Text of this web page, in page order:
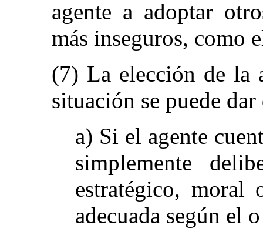
agente a adoptar
más inseguros, como
(7) La elección de la
situación se puede dar
a) Si el agente
simplemente
estratégico,
adecuada según el